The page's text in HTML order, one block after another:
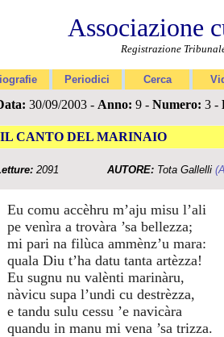
Associazione
Registrazione
Periodici Cerca
30/09/2003 - Anno: 9 - Numero: 3 -
IL CANTO DEL MARINAIO
2091 AUTORE: Tota Gallelli
Eu comu accèhru m’aju misu l’ali
pe venìra a trovàra ’sa bellezza;
mi pari na filùca ammènz’u mara:
quala Diu t’ha datu tanta artèzza!
Eu sugnu nu valènti marinàru,
nàvicu supa l’undi cu destrèzza,
e tandu sulu cessu ’e navicàra
quandu in manu mi vena ’sa trizza.